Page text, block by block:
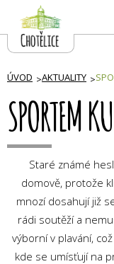
ÚVOD AKTUALITY
SPORTEM
Staré známé
domově, protože
mnozí dosahují již
rádi soutěží a
výborní v plavání,
kde se umísťují na